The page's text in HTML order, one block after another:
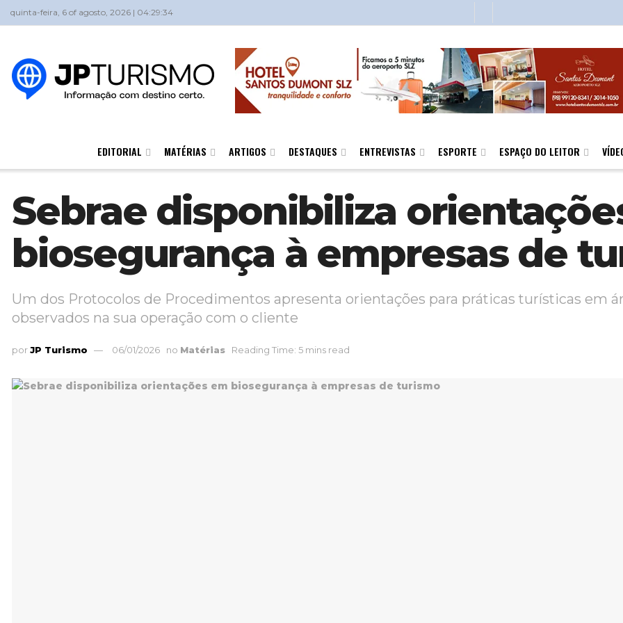
quinta-feira, 6 of agosto, 2026 | 04:29:34
EDITORIAL MATÉRIAS ARTIGOS DESTAQUES ENTREVISTAS ESPORTE ESPAÇO DO LEITOR
Sebrae disponibiliza
biosegurança à empresas de
Um dos Protocolos de Procedimentos apresenta orientações para práticas turísticas em
observados na sua operação com o cliente
porJP Turismo 06/01/2026 no Matérias Reading Time: 5 mins read